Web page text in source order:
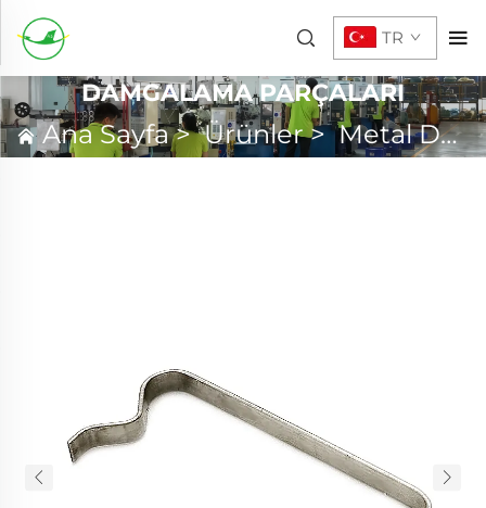
TR
DAMGALAMA PARÇALARI
Ana Sayfa>Ürünler>Metal Damgalama